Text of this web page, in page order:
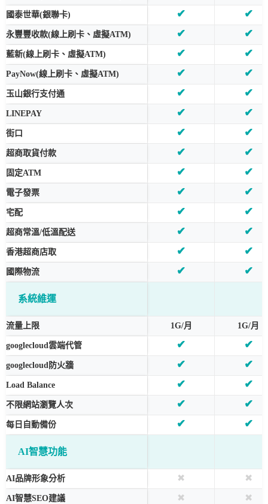
國泰世華(銀聯卡) ✔ ✔
永豐豐收款(線上刷卡、虛擬ATM) ✔ ✔
藍新(線上刷卡、虛擬ATM) ✔ ✔
PayNow(線上刷卡、虛擬ATM) ✔ ✔
玉山銀行支付通 ✔ ✔
LINEPAY ✔ ✔
街口 ✔ ✔
超商取貨付款 ✔ ✔
固定ATM ✔ ✔
電子發票 ✔ ✔
宅配 ✔ ✔
超商常溫/低溫配送 ✔ ✔
香港超商店取 ✔ ✔
國際物流 ✔ ✔
系統維運
流量上限 1G/月 1G/月
googlecloud雲端代管 ✔ ✔
googlecloud防火牆 ✔ ✔
Load Balance ✔ ✔
不限網站瀏覽人次 ✔ ✔
每日自動備份 ✔ ✔
AI智慧功能
AI品牌形象分析 ✖ ✖
AI智慧SEO建議 ✖ ✖